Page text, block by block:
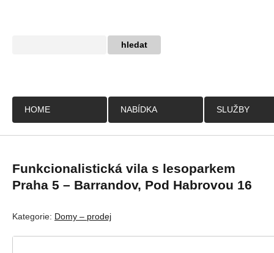
HOME NABÍDKA SLUŽBY
Funkcionalistická vila s lesoparkem
Praha 5 – Barrandov, Pod Habrovou 16
Kategorie: Domy – prodej